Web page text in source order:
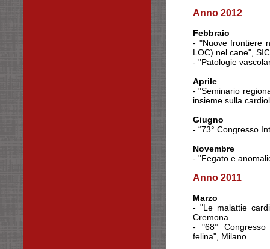
Anno 2012
Febbraio
- "Nuove frontiere
LOC) nel cane",
- "Patologie
Aprile
- "Seminario
insieme sulla
Giugno
- “73° Congresso
Novembre
- "Fegato e
Anno 2011
Marzo
- "Le malattie
Cremona.
- "68°
felina", Milano.